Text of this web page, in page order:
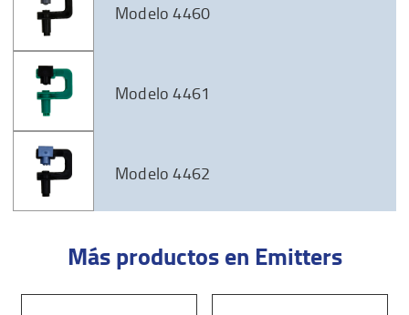
Modelo 4460
Modelo 4461
Modelo 4462
Más productos en Emitters